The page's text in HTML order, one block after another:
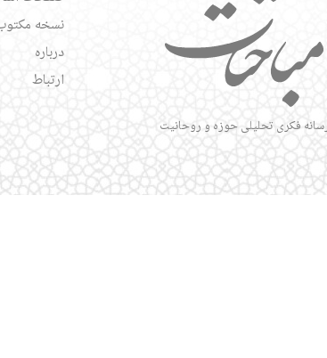
فکری تحلیلی حوزه و روحانیت
نسخه
درباره
ارتباط